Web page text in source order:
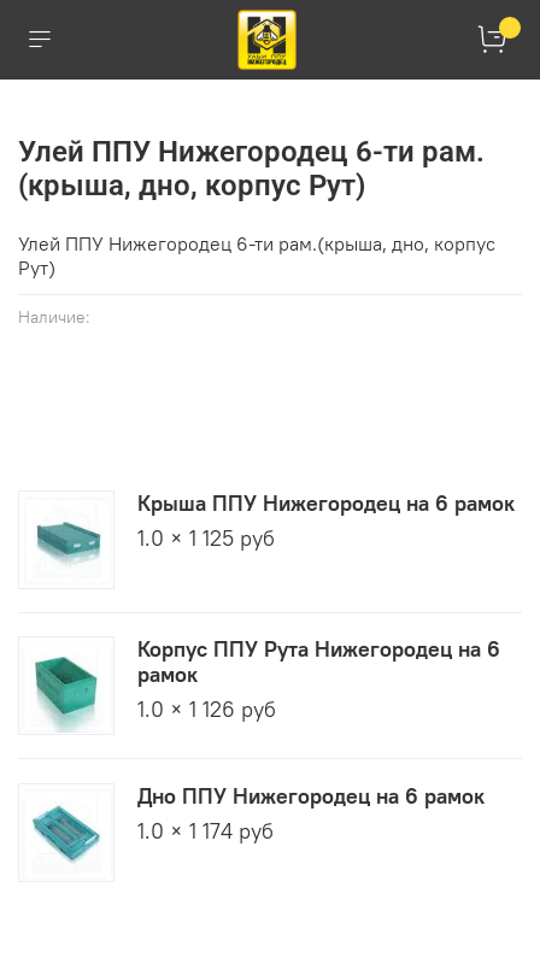
Наличие:
Улей ППУ Нижегородец 6-ти рам.
(крыша, дно, корпус Рут)
Крыша ППУ Нижегородец на 6 рамок
1.0 × 1 125 руб
Корпус ППУ Рута Нижегородец на 6
рамок
1.0 × 1 126 руб
Дно ППУ Нижегородец на 6 рамок
1.0 × 1 174 руб
Улей ППУ Нижегородец 6-ти рам.(крыша, дно, корпус
Рут)